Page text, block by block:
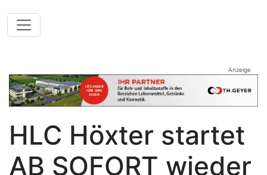
Anzeige
HLC Höxter startet
AB SOFORT wieder